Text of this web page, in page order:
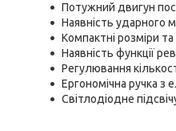
Потужний двигун
Наявність ударного
Компактні розміри та
Наявність функції
Регулювання
Ергономічна ручка з
Світлодіодне